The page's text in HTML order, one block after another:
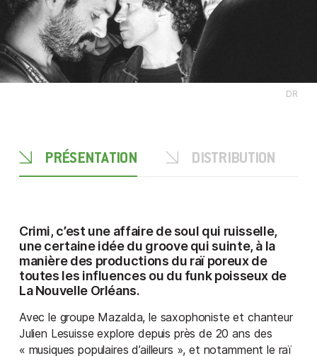
DR
PRÉSENTATION DISTRIBUTION
Crimi, c’est une affaire de soul qui ruisselle,
une certaine idée du groove qui suinte, à la
manière des productions du raï poreux de
toutes les influences ou du funk poisseux de
La Nouvelle Orléans.
Avec le groupe Mazalda, le saxophoniste et chanteur
Julien Lesuisse explore depuis près de 20 ans des
« musiques populaires d’ailleurs », et notamment le raï